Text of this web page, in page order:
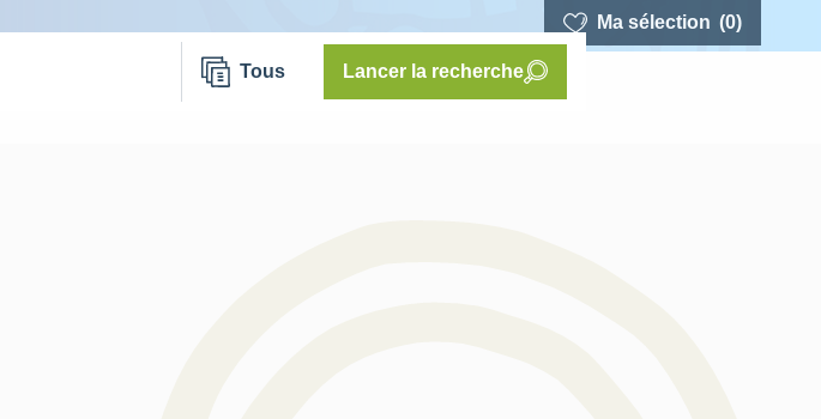
Ma sélection (0)
Tous Lancer la recherche